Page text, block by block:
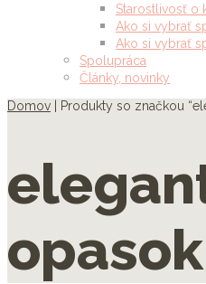
Starostlivosť o
Ako si vybrať
Ako si vybrať
Spolupráca
Články, novinky
Domov | Produkty so značkou